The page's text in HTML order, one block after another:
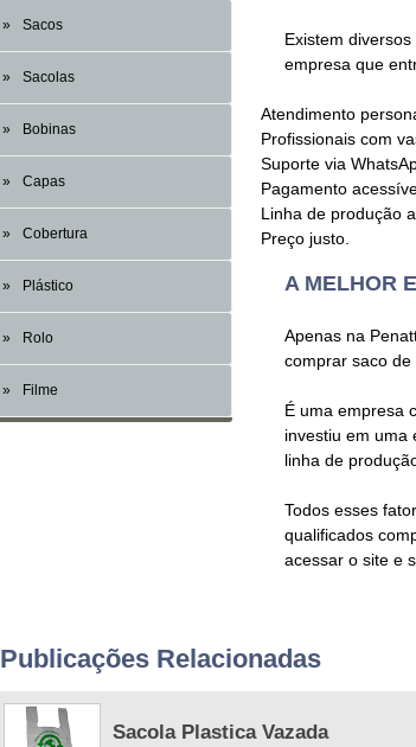
Existem
empresa que
Atendimento
Profissionais com
Suporte via
Pagamento
Linha de produção
Preço justo.
A MELHOR
Apenas na
comprar saco de
É uma empresa
investiu em uma
linha de
Todos esses
qualificados
acessar o site e
Sacos
Sacolas
Bobinas
Capas
Cobertura
Plástico
Rolo
Filme
Publicações Relacionadas
Sacola Plastica Vazada